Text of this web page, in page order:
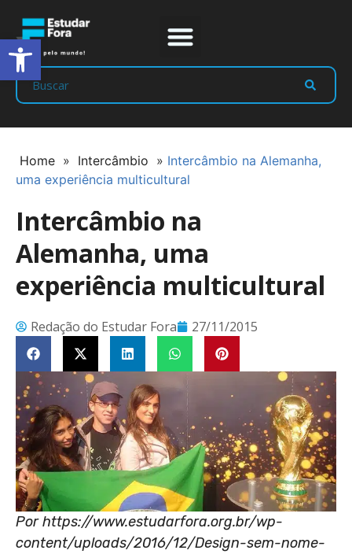
Home » Intercâmbio » Intercâmbio na Alemanha,
uma experiência multicultural
Intercâmbio na
Alemanha, uma
experiência multicultural
Redação do Estudar Fora 27/11/2015
Por https://www.estudarfora.org.br/wp-
content/uploads/2016/12/Design-sem-nome-
Abrir a barra de ferramentas